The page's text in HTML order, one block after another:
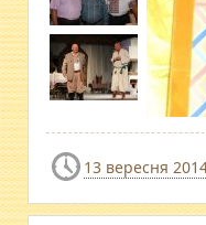
13 вересня